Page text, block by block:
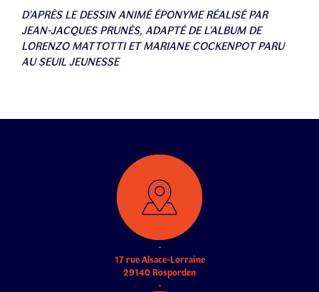
D’APRÈS LE DESSIN ANIMÉ ÉPONYME RÉALISÉ PAR
JEAN-JACQUES PRUNÈS, ADAPTÉ DE L’ALBUM DE
LORENZO MATTOTTI ET MARIANE COCKENPOT PARU
AU SEUIL JEUNESSE
-
17 rue Alsace-Lorraine
29140 Rosporden
-